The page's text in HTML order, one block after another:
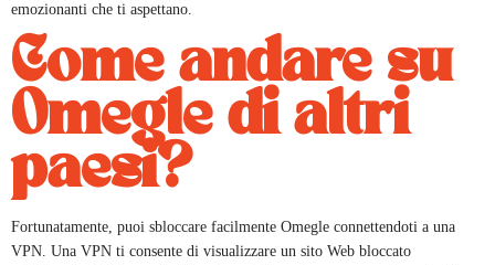
emozionanti che ti aspettano.
Come andare su
Omegle di altri
paesi?
Fortunatamente, puoi sbloccare facilmente Omegle connettendoti a una
VPN. Una VPN ti consente di visualizzare un sito Web bloccato